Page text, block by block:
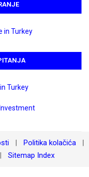
in Turkey
Turkey
Politika kolačića
Sitemap Index